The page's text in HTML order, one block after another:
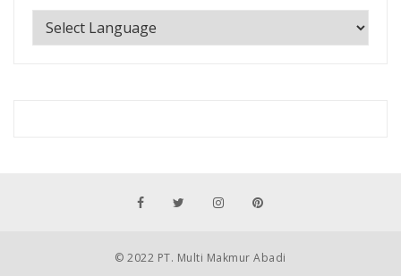
© 2022 PT. Multi Makmur Abadi